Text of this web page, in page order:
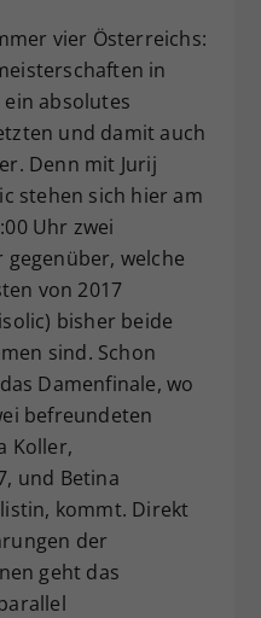
vier Österreichs:
in
absolutes
und damit auch
Denn mit Jurij
stehen sich hier am
Uhr zwei
welche
von 2017
bisher beide
sind. Schon
Damenfinale, wo
befreundeten
Koller,
und Betina
kommt. Direkt
der
geht das
Ihre Consent-
Unter anderem eine
ID, für die
Ihrer
Einstellungen, falls der
dies eingestellt